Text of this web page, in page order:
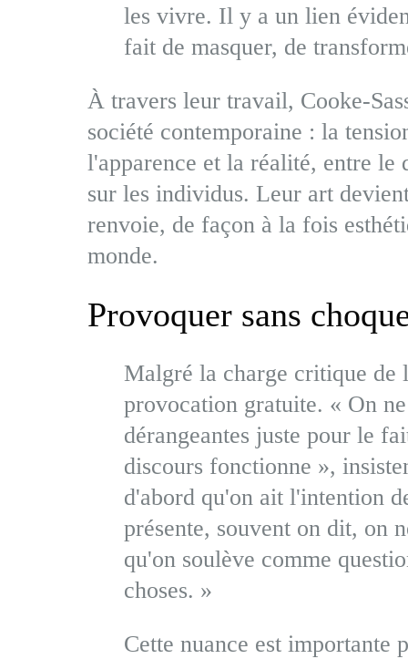
les vivre. Il y a un lien
fait de masquer, de
À travers leur travail, Cooke-
société contemporaine : la
l'apparence et la réalité, entre
sur les individus. Leur art
renvoie, de façon à la fois
monde.
Provoquer sans
Malgré la charge critique de
provocation gratuite. « On
dérangeantes juste pour le
discours fonctionne »,
d'abord qu'on ait l'intention
présente, souvent on dit, on
qu'on soulève comme
choses. »
Cette nuance est importante